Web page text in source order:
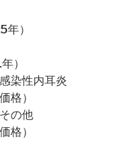
）
）
染性内耳炎
格）
の他
格）